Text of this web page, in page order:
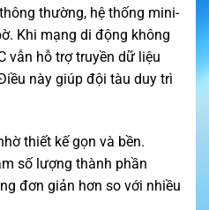
thường, hệ thống mini-
Khi mạng di động không
vẫn hỗ trợ truyền dữ liệu
này giúp đội tàu duy trì
thiết kế gọn và bền.
số lượng thành phần
đơn giản hơn so với nhiều